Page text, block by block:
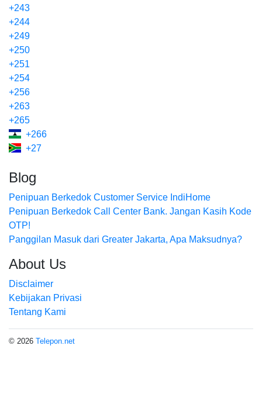
+243
+244
+249
+250
+251
+254
+256
+263
+265
+266
+27
Blog
Penipuan Berkedok Customer Service IndiHome
Penipuan Berkedok Call Center Bank. Jangan Kasih Kode
OTP!
Panggilan Masuk dari Greater Jakarta, Apa Maksudnya?
About Us
Disclaimer
Kebijakan Privasi
Tentang Kami
© 2026 Telepon.net